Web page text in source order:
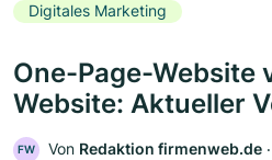
Digitales Marketing
One-Page-Website
Website: Aktueller
FW Von Redaktion firmenweb.de ‧